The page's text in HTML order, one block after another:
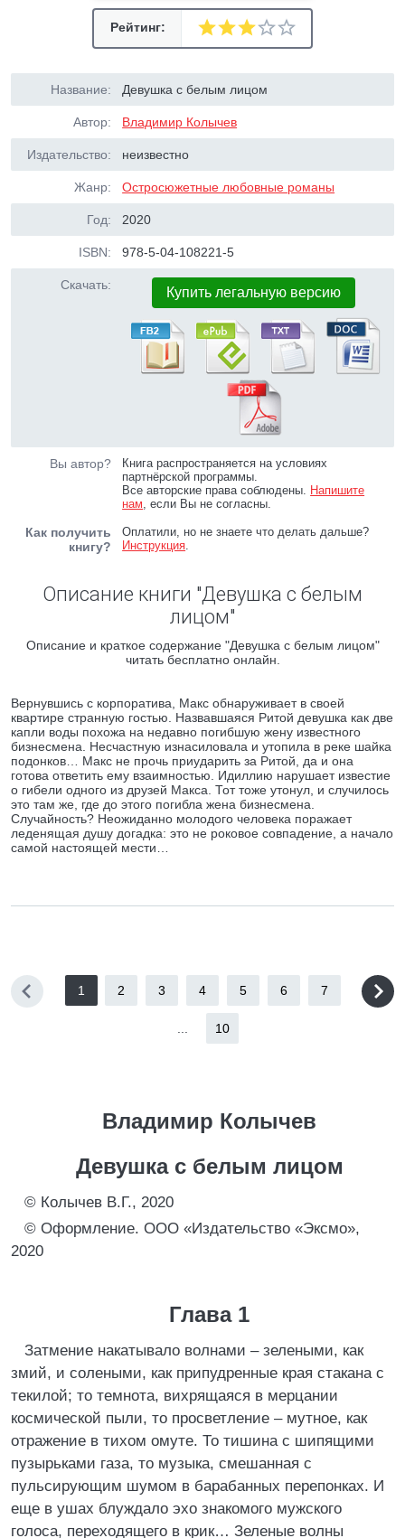
Рейтинг:
Название: Девушка с белым лицом
Автор: Владимир Колычев
Издательство: неизвестно
Жанр: Остросюжетные любовные романы
Год: 2020
ISBN: 978-5-04-108221-5
Скачать: Купить легальную версию
Вы автор?
Книга распространяется на условиях
партнёрской программы.
Все авторские права соблюдены. Напишите
нам, если Вы не согласны.
Как получить
книгу?
Оплатили, но не знаете что делать дальше?
Инструкция.
Описание книги "Девушка с белым
лицом"
Описание и краткое содержание "Девушка с белым лицом"
читать бесплатно онлайн.
Вернувшись с корпоратива, Макс обнаруживает в своей
квартире странную гостью. Назвавшаяся Ритой девушка как две
капли воды похожа на недавно погибшую жену известного
бизнесмена. Несчастную изнасиловала и утопила в реке шайка
подонков… Макс не прочь приударить за Ритой, да и она
готова ответить ему взаимностью. Идиллию нарушает известие
о гибели одного из друзей Макса. Тот тоже утонул, и случилось
это там же, где до этого погибла жена бизнесмена.
Случайность? Неожиданно молодого человека поражает
леденящая душу догадка: это не роковое совпадение, а начало
самой настоящей мести…
1 2 3 4 5 6 7
10
Владимир Колычев
Девушка с белым лицом
© Колычев В.Г., 2020
© Оформление. ООО «Издательство «Эксмо»,
2020
Глава 1
Затмение накатывало волнами – зелеными, как
змий, и солеными, как припудренные края стакана с
текилой; то темнота, вихрящаяся в мерцании
космической пыли, то просветление – мутное, как
отражение в тихом омуте. То тишина с шипящими
пузырьками газа, то музыка, смешанная с
пульсирующим шумом в барабанных перепонках. И
еще в ушах блуждало эхо знакомого мужского
голоса, переходящего в крик… Зеленые волны